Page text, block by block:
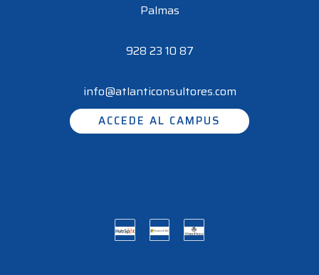
Palmas
928 23 10 87
info@atlanticonsultores.com
ACCEDE AL CAMPUS